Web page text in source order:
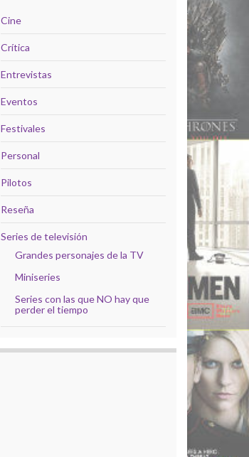
Cine
Crítica
Entrevistas
Eventos
Festivales
Personal
Pilotos
Reseña
Series de televisión
Grandes personajes de la TV
Miniseries
Series con las que NO hay que
perder el tiempo